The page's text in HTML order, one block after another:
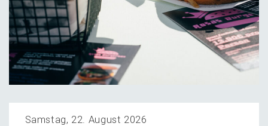
Samstag, 22. August 2026